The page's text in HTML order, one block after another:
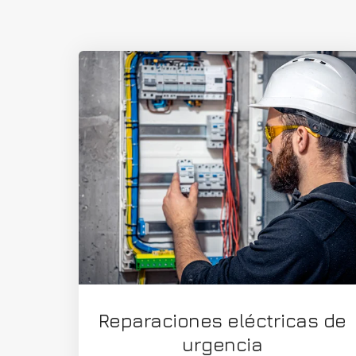
Reparaciones eléctricas de
urgencia